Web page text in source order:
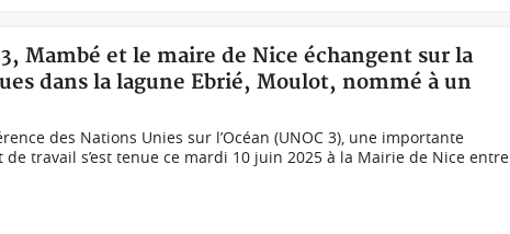
Mambé et le maire de Nice échangent sur la
dans la lagune Ebrié, Moulot, nommé à un
des Nations Unies sur l’Océan (UNOC 3), une importante
de travail s’est tenue ce mardi 10 juin 2025 à la Mairie de Nice entre